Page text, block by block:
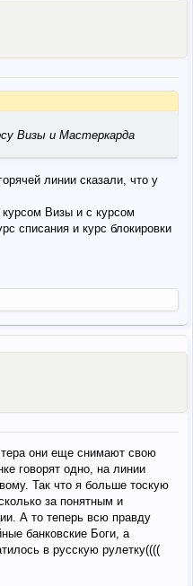
Визы и Мастеркарда
линии сказали, что у
Визы и с курсом
списания и курс блокировки
они еще снимают свою
говорят одно, на линии
Так что я больше тоскую
за понятным и
А то теперь всю правду
банковские Боги, а
в русскую рулетку((((